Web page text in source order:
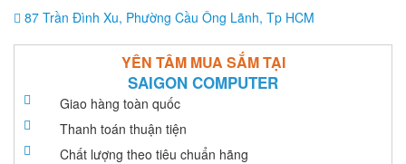
87 Trần Đình Xu, Phường Cầu Ông Lãnh, Tp HCM
YÊN TÂM MUA SẮM TẠI
SAIGON COMPUTER
Giao hàng toàn quốc
Thanh toán thuận tiện
Chất lượng theo tiêu chuẩn hãng